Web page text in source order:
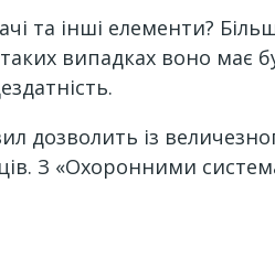
та інші елементи?
випадках воно має
дозволить із
З «Охоронними